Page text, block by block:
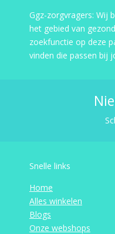
Ggz-zorgvragers: Wij
het gebied van
zoekfunctie op deze
vinden die passen bij
Snelle links
Home
Alles winkelen
Blogs
Onze webshops